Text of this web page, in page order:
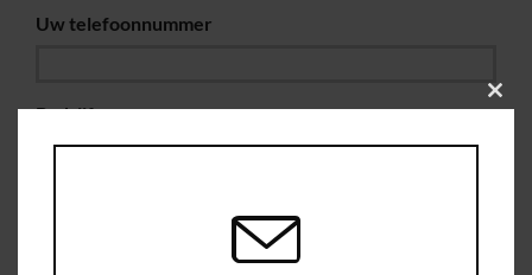
Uw telefoonnummer
Bedrijfsnaam